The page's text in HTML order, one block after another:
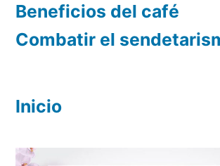
Beneficios del café
Combatir el
Inicio